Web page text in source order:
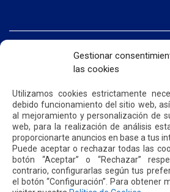
Gestionar
las cookies
Utilizamos cookies estrictamente
debido funcionamiento del sitio web,
al mejoramiento y personalización de
web, para la realización de análisis
proporcionarte anuncios en base a tus
Puede aceptar o rechazar todas las
botón “Aceptar” o “Rechazar”
contrario, configurarlas según tus
el botón “Configuración”. Para obtener
SOMOS QUIPORT
SOSTENIBILIDAD
CONTÁCTENOS
POLÍTICA DE PRIVACIDAD